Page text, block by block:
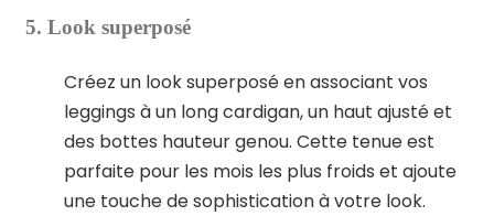
5. Look superposé
Créez un look superposé en associant vos
leggings à un long cardigan, un haut ajusté et
des bottes hauteur genou. Cette tenue est
parfaite pour les mois les plus froids et ajoute
une touche de sophistication à votre look.